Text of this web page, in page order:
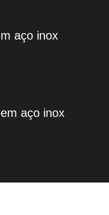
aço inox
aço inox